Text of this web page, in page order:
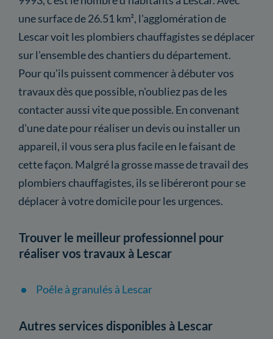
une surface de 26.51 km², l'agglomération de
Lescar voit les plombiers chauffagistes se déplacer
sur l'ensemble des chantiers du département.
Pour qu'ils puissent commencer à débuter vos
travaux dès que possible, n'oubliez pas de les
contacter aussi vite que possible. En convenant
d'une date pour réaliser un devis ou installer un
appareil, il vous sera plus facile en le faisant de
cette façon. Malgré la grosse masse de travail des
plombiers chauffagistes, ils se libéreront pour se
déplacer à votre domicile pour les urgences.
Trouver le meilleur professionnel pour
réaliser vos travaux à Lescar
Poêle à granulés à Lescar
Autres services disponibles à Lescar